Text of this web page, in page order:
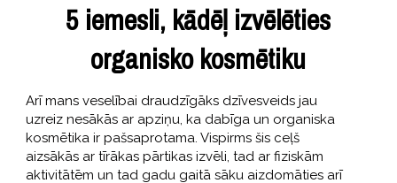
5 iemesli, kādēļ izvēlēties
organisko kosmētiku
Arī mans veselībai draudzīgāks dzīvesveids jau
uzreiz nesākās ar apziņu, ka dabīga un organiska
kosmētika ir pašsaprotama. Vispirms šis ceļš
aizsākās ar tīrākas pārtikas izvēli, tad ar fiziskām
aktivitātēm un tad gadu gaitā sāku aizdomāties arī